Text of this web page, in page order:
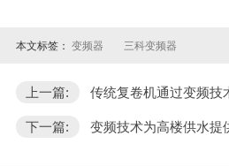
本文标签： 变频器 三科变频器
上一篇: 传统复卷机通过变频技
下一篇: 变频技术为高楼供水提